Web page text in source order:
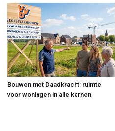
Bouwen met Daadkracht: ruimte
voor woningen in alle kernen